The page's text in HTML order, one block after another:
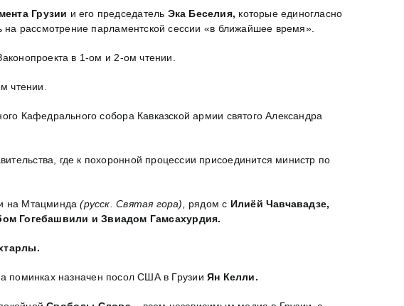
Грузии и его председатель Эка Беселия, которые единогласно
рассмотрение парламентской сессии «в ближайшее время».
в 1-ом и 2-ом чтении.
чтении.
Кафедрального собора Кавказской армии святого Александра
где к похоронной процессии присоединится министр по
на Мтацминда(русск. Святая гора), рядом с Илиёй Чавчавадзе,
Гогебашвили и Звиадом Гамсахурдия.
поминках назначен посол США в Грузии Ян Келли.